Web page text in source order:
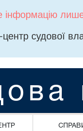
інформацію
судової